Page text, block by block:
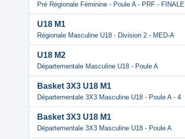
Pré Régionale Féminine - Poule A - PRF - FINALE
U18 M1
Régionale Masculine U18 - Division 2 - MED-A
U18 M2
Départementale Masculine U18 - Poule A
Basket 3X3 U18 M1
Départementale 3X3 Masculine U18 - Poule A - 4
Basket 3X3 U18 M1
Départementale 3X3 Masculine U18 - Poule A